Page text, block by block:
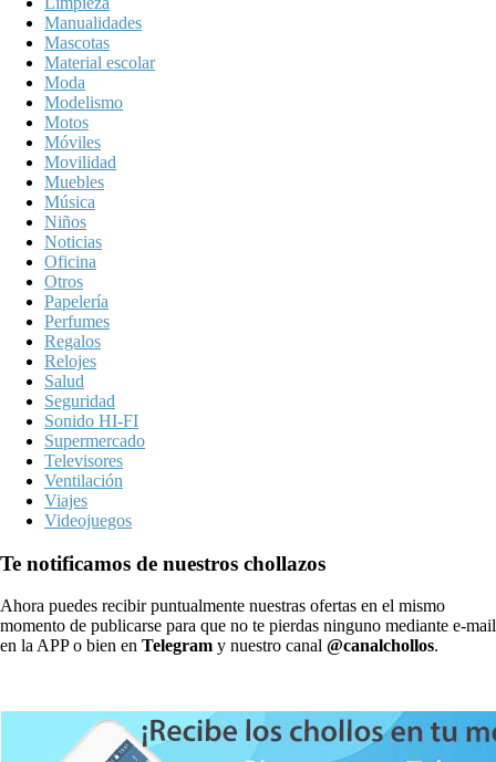
Manualidades
Mascotas
Material escolar
Moda
Modelismo
Motos
Móviles
Movilidad
Muebles
Música
Niños
Noticias
Oficina
Otros
Papelería
Perfumes
Regalos
Relojes
Salud
Seguridad
Sonido HI-FI
Supermercado
Televisores
Ventilación
Viajes
Videojuegos
Te notificamos de nuestros chollazos
Ahora puedes recibir puntualmente nuestras ofertas en el mismo
momento de publicarse para que no te pierdas ninguno mediante e-mail
en la APP o bien en Telegram y nuestro canal @canalchollos.